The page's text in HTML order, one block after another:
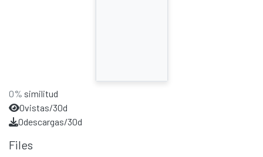
0% similitud
0vistas/30d
0descargas/30d
Files